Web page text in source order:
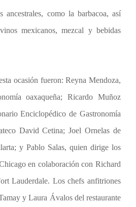
ancestrales, como la barbacoa, así
mexicanos, mezcal y bebidas
ocasión fueron: Reyna Mendoza,
oaxaqueña; Ricardo Muñoz
Enciclopédico de Gastronomía
David Cetina; Joel Ornelas de
y Pablo Salas, quien dirige los
en colaboración con Richard
Lauderdale. Los chefs anfitriones
y Laura Ávalos del restaurante